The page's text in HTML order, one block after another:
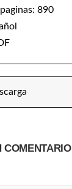
890
COMENTARIO